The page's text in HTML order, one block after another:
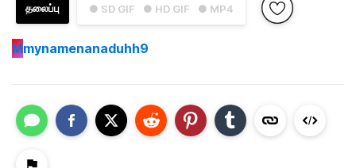
● SD GIF ● HD GIF ● MP4
தலைப்பு
Mmynamenanaduhh9